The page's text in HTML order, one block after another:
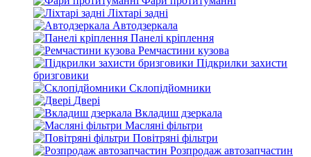
Ліхтарі задні
Автодзеркала
Панелі кріплення
Ремчастини кузова
Підкрилки захисти
бризговики
Склопідйомники
Двері
Вкладиш дзеркала
Масляні фільтри
Повітряні фільтри
Розпродаж автозапчастин